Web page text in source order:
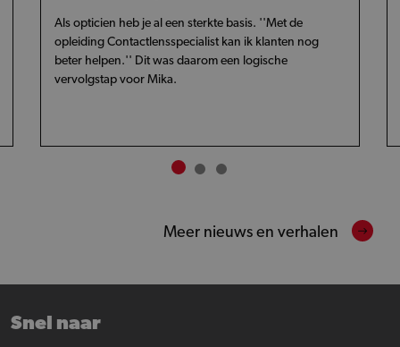
Als opticien heb je al een sterkte basis. ''Met de
opleiding Contactlensspecialist kan ik klanten nog
beter helpen.'' Dit was daarom een logische
vervolgstap voor Mika.
Meer nieuws en verhalen
Snel naar